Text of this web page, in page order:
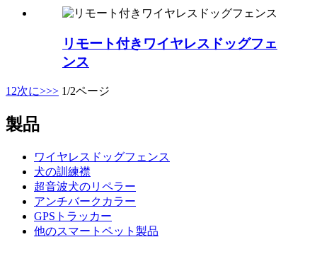
リモート付きワイヤレスドッグフェ
ンス
1 2次に>>> 1/2ページ
製品
ワイヤレスドッグフェンス
犬の訓練襟
超音波犬のリペラー
アンチバークカラー
GPSトラッカー
他のスマートペット製品